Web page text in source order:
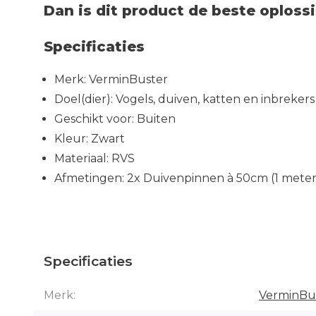
Dan is dit product de beste
Specificaties
Merk: VerminBuster
Doel(dier): Vogels, duiven, katten en inbrekers
Geschikt voor: Buiten
Kleur: Zwart
Materiaal: RVS
Afmetingen: 2x Duivenpinnen à 50cm (1
Specificaties
Merk: